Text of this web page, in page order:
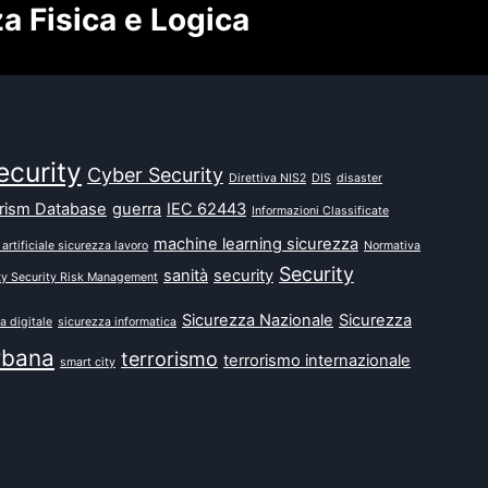
Fisica e Logica
Cyber Security Direttiva NIS2 DIS disaster
Database guerra IEC 62443 Informazioni Classificate
sicurezza lavoro machine learning sicurezza Normativa
Security Risk Management sanità security Security
digitale sicurezza informatica Sicurezza Nazionale Sicurezza
smart city terrorismo terrorismo internazionale